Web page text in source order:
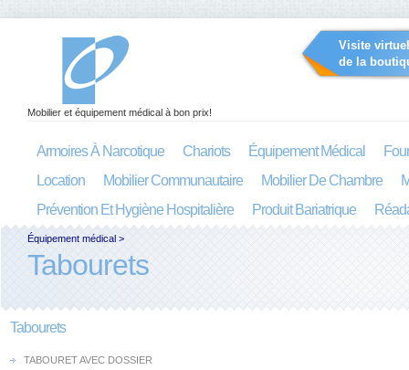
Visite
de la
Mobilier et équipement médical à bon prix!
Armoires À Narcotique Chariots Équipement Médical
Location
Mobilier Communautaire Mobilier De Chambre
Prévention Et Hygiène Hospitalière
Produit Bariatrique
Équipement médical >
Tabourets
Tabourets
TABOURET AVEC DOSSIER